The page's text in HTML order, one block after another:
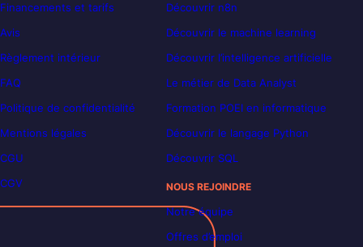
Financements et tarifs
Avis
Règlement intérieur
FAQ
Politique de confidentialité
Mentions légales
CGU
CGV
Découvrir n8n
Découvrir le machine learning
Découvrir l’intelligence artificielle
Le métier de Data Analyst
Formation POEI en informatique
Découvrir le langage Python
Découvrir SQL
NOUS REJOINDRE
Notre équipe
Offres d’emploi